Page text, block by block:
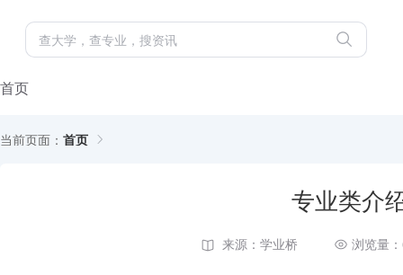
首页
当前页面： 首页
专业类介
来源：学业桥 浏览量